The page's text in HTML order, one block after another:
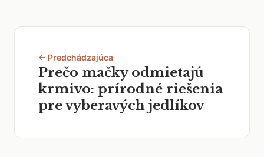
← Predchádzajúca
Prečo mačky odmietajú
krmivo: prírodné riešenia
pre vyberavých jedlíkov